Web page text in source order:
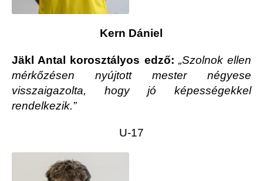
Kern Dániel
Jäkl Antal korosztályos edző: „Szolnok ellen
mérkőzésen nyújtott mester négyese
visszaigazolta, hogy jó képességekkel
rendelkezik.”
U-17